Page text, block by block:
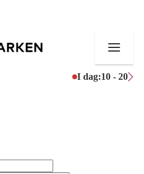
I dag:10 - 20